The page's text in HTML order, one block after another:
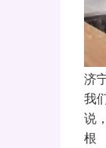
济
我
说
根